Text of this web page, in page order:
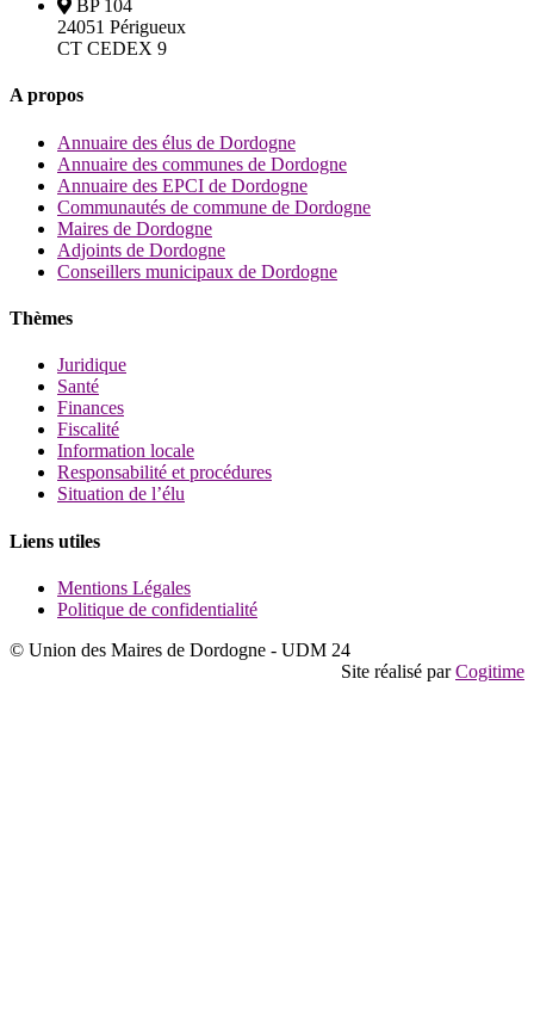
BP 104
24051 Périgueux
CT CEDEX 9
A propos
Annuaire des élus de Dordogne
Annuaire des communes de Dordogne
Annuaire des EPCI de Dordogne
Communautés de commune de Dordogne
Maires de Dordogne
Adjoints de Dordogne
Conseillers municipaux de Dordogne
Thèmes
Juridique
Santé
Finances
Fiscalité
Information locale
Responsabilité et procédures
Situation de l’élu
Liens utiles
Mentions Légales
Politique de confidentialité
© Union des Maires de Dordogne - UDM 24
Site réalisé parCogitime